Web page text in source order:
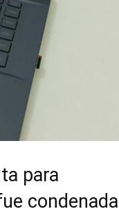
para
condenada